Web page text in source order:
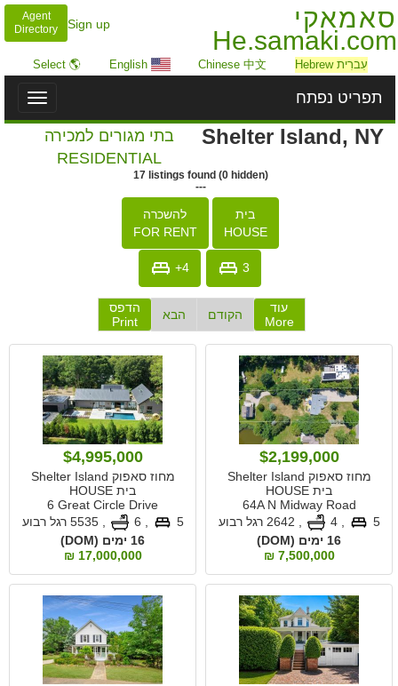
סאמאקי
He.samaki.com
Sign up
Agent
Directory
עִברִית Hebrew Chinese 中文
English
🌎 Select
Toggle
תפריט נפתח
Shelter Island, NY
בתי מגורים למכירה
RESIDENTIAL
17 listings found (0 hidden)
---
בית
HOUSE
להשכרה
FOR RENT
3
4+
עוד
More
הקודם הבא
הדפס
Print
$2,199,000
מחוז סאפוק Shelter Island
בית HOUSE
64A N Midway Road
5
, 4
2642 רגל רבוע
16 ימים (DOM)
7,500,000 ₪
$4,995,000
מחוז סאפוק Shelter Island
בית HOUSE
6 Great Circle Drive
5
,5535 רגל רבוע
16 ימים (DOM)
17,000,000 ₪